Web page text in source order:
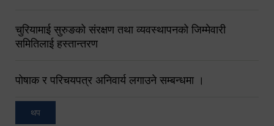
चुरियामाई सुरुङको संरक्षण तथा व्यवस्थापनको जिम्मेवारी
समितिलाई हस्तान्तरण
पोषाक र परिचयपत्र अनिवार्य लगाउने सम्बन्धमा ।
थप